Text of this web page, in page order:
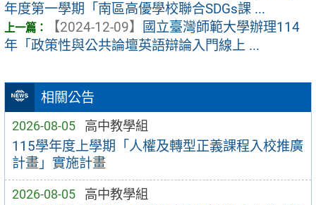
相關公告
2026-08-05 高中教學組
115學年度上學期「人權及轉型正義課程入校推廣
計畫」實施計畫
2026-08-05 高中教學組
年度第一學期「南區高優學校聯合SDGs課 ...
【2024-12-09】
國立臺灣師範大學辦理114
年「政策性與公共論壇英語辯論入門線上 ...